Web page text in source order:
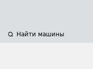
Найти машины